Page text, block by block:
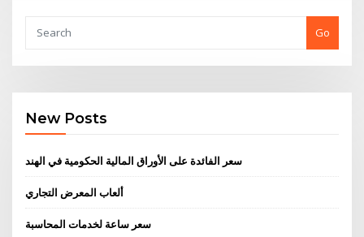
Go
New Posts
سعر الفائدة على الأوراق المالية الحكومية في الهند
ألعاب المعرض التجاري
سعر ساعة لخدمات المحاسبة